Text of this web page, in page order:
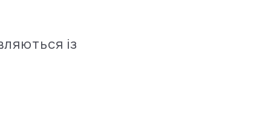
із